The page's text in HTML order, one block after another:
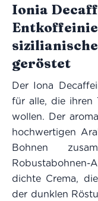
Ionia
geröstet
Der Iona
für alle, die ihren
wollen. Der
hochwertigen
Bohnen
dichte Crema,
der dunklen